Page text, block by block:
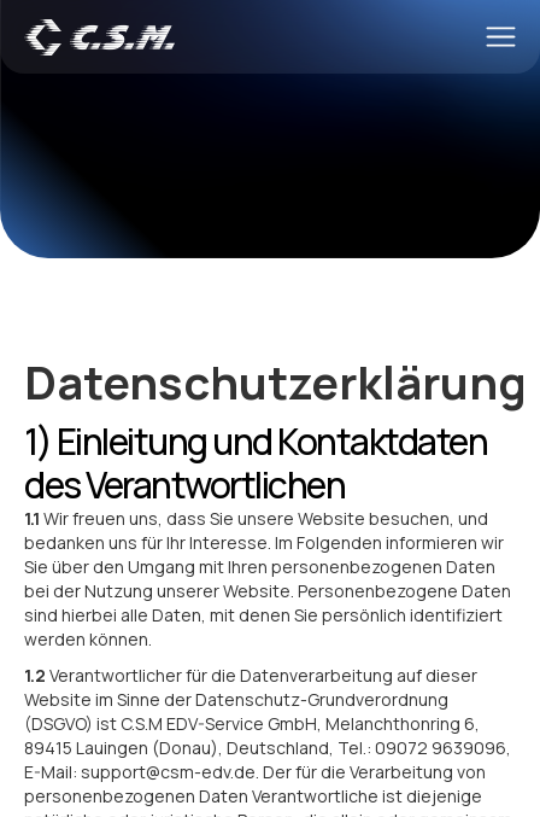
Datenschutzerklärung
1) Einleitung und Kontaktdaten
des Verantwortlichen
1.1 Wir freuen uns, dass Sie unsere Website besuchen, und
bedanken uns für Ihr Interesse. Im Folgenden informieren wir
Sie über den Umgang mit Ihren personenbezogenen Daten
bei der Nutzung unserer Website. Personenbezogene Daten
sind hierbei alle Daten, mit denen Sie persönlich identifiziert
werden können.
1.2 Verantwortlicher für die Datenverarbeitung auf dieser
Website im Sinne der Datenschutz-Grundverordnung
(DSGVO) ist C.S.M EDV-Service GmbH, Melanchthonring 6,
89415 Lauingen (Donau), Deutschland, Tel.: 09072 9639096,
E-Mail: support@csm-edv.de. Der für die Verarbeitung von
personenbezogenen Daten Verantwortliche ist diejenige